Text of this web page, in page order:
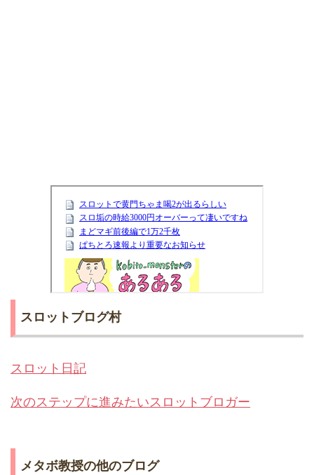
スロットブログ村
スロット日記
次のステップに進みたいスロットブロガー
メタボ教授の他のブログ